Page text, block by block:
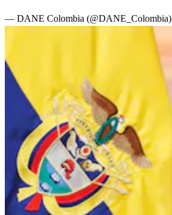
— DANE Colombia (@DANE_Colombia)